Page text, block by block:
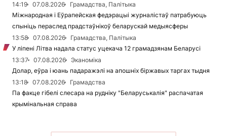
14:19
07.08.2026
Грамадства, Палітыка
Міжнародная і Еўрапейская федэрацыі журналістаў патрабуюць
спыніць пераслед прадстаўнікоў беларускай медыясферы
13:58
07.08.2026
Грамадства, Палітыка
У ліпені Літва надала статус уцекача 12 грамадзянам Беларусі
13:37
07.08.2026
Эканоміка
Долар, еўра і юань падаражэлі на апошніх біржавых таргах тыдня
13:18
07.08.2026
Грамадства
Па факце гібелі слесара на рудніку "Беларуськалія" распачатая
крымінальная справа